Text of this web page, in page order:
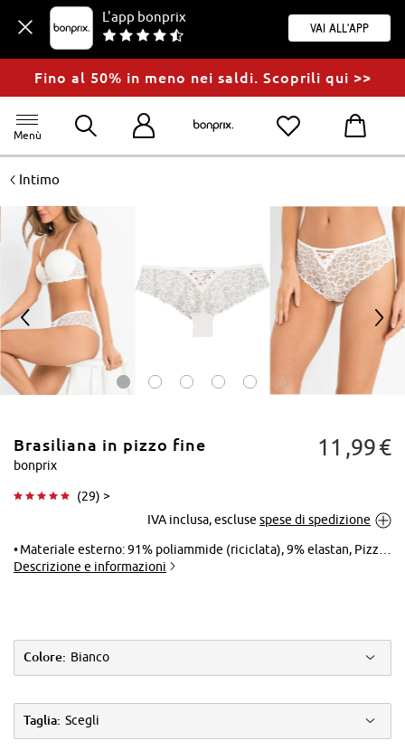
L'app bonprix
Vai all'app
Fino al 50% in meno nei saldi. Scoprili qui >>
Menù
<Intimo
Tocca per
ingrandire
< >
Brasiliana in pizzo fine
bonprix
(29) >
11 99€
IVA inclusa, escluse spese di spedizione
Materiale esterno: 91% poliammide (riciclata), 9% elastan, Pizzo: 87% poliammide, 13% elastan
Descrizione e informazioni
Colore: Bianco
Taglia: Scegli